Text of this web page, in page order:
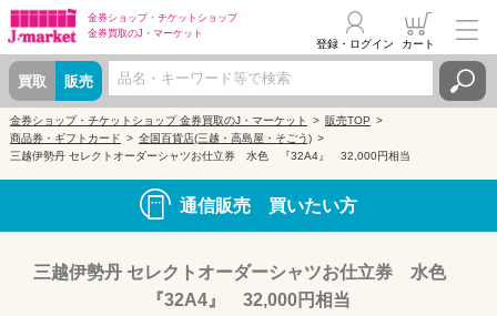
金券ショップ・ チケットショップ
金券買取のJ・マーケット
買取 販売
登録・ログイン カート
金券ショップ・チケットショップ 金券買取のJ・マーケット
販売TOP
商品券・ギフトカード
全国百貨店(三越・高島屋・そごう)
三越伊勢丹 セレクトオーダーシャツお仕立券 水色 『32A4』 32,000円相当
通信販売 買いたい方
三越伊勢丹 セレクトオーダーシャツお仕立券 水色
『32A4』 32,000円相当